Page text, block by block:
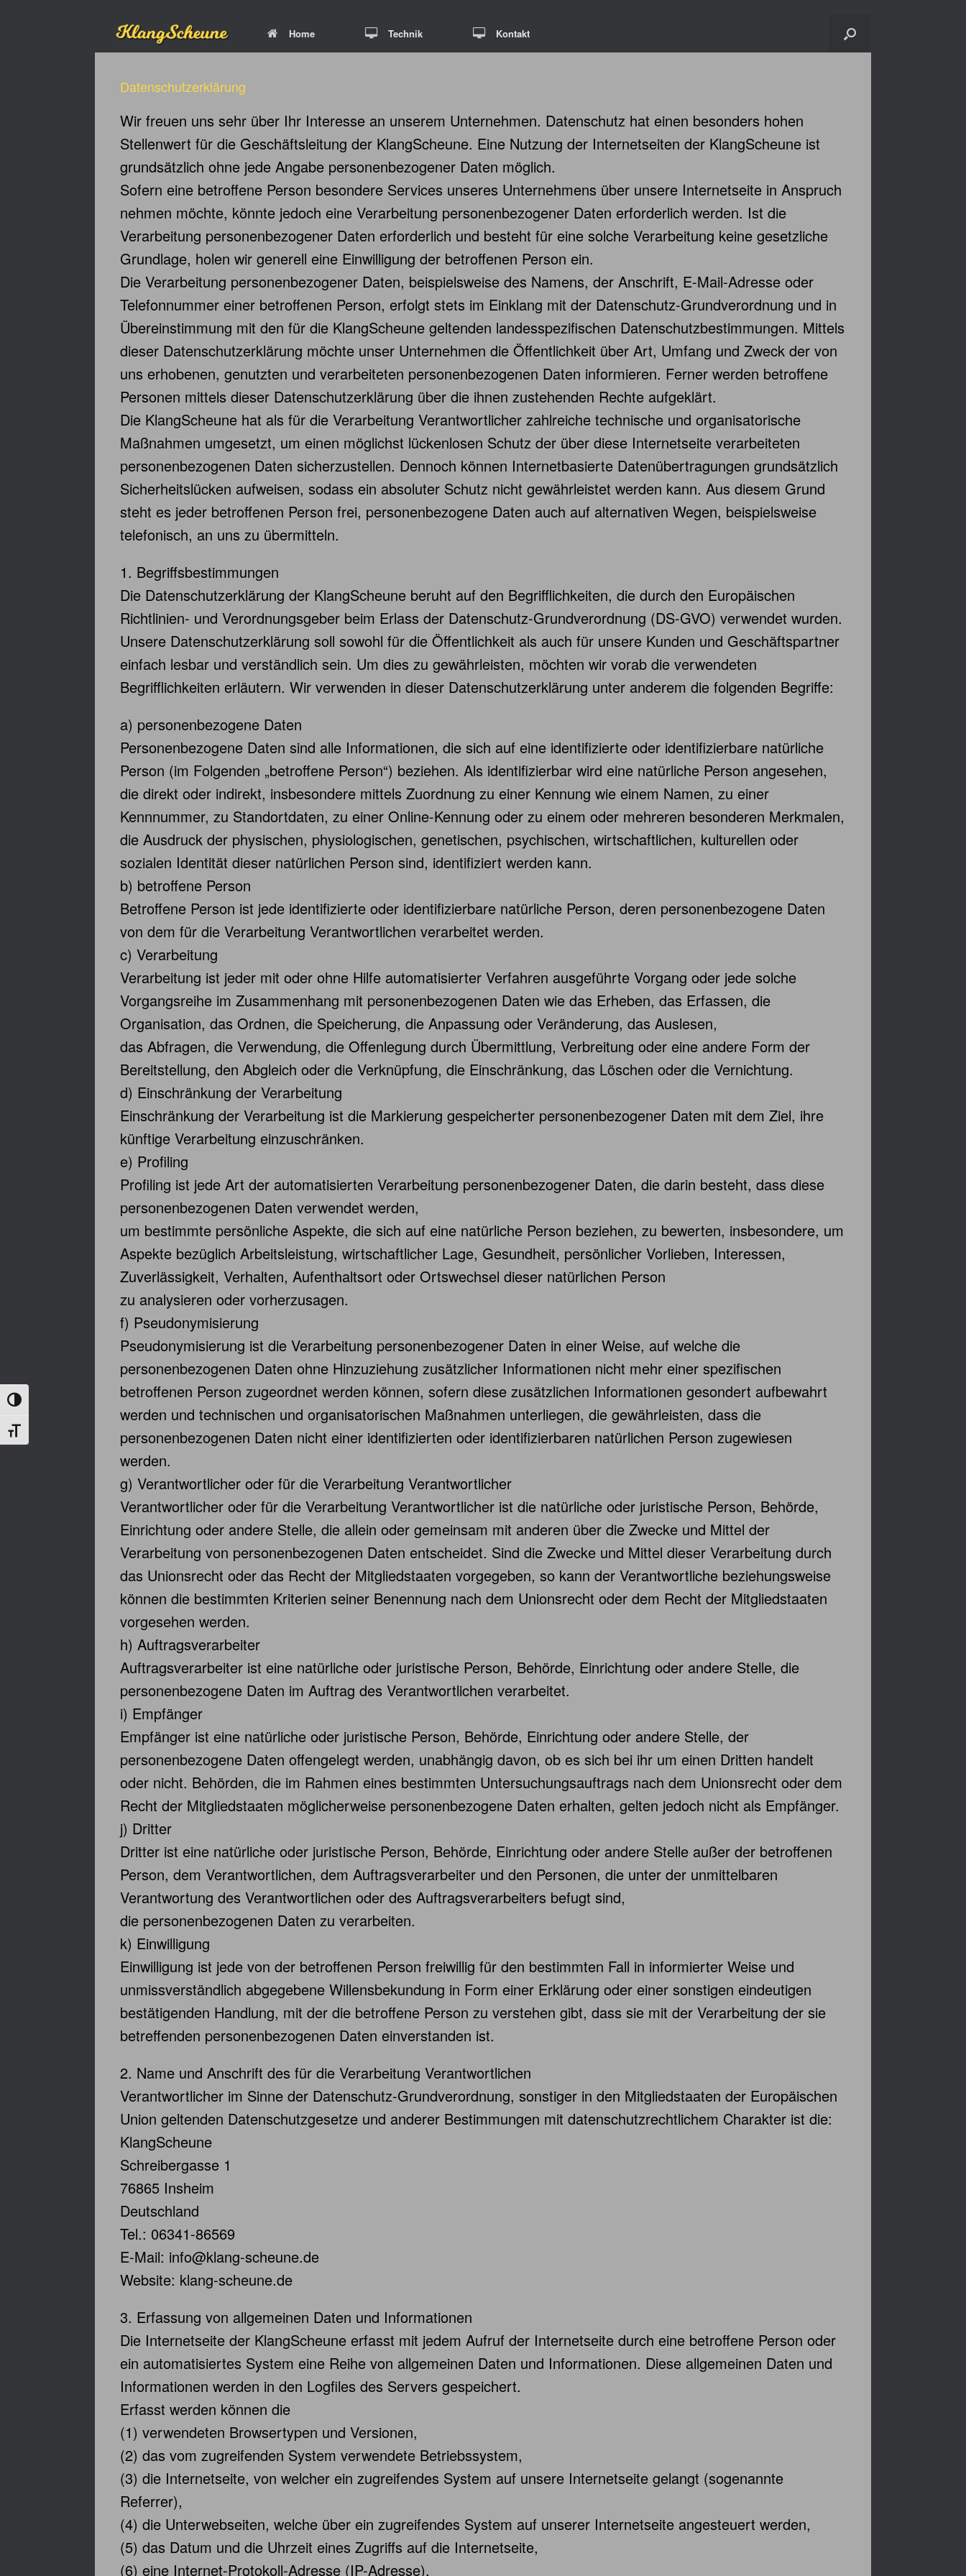
Umschalten auf hohe Kontraste
Schrift vergrößern
Inhalt
Home Technik Kontakt
Datenschutzerklärung
Wir freuen uns sehr über Ihr Interesse an unserem Unternehmen. Datenschutz hat einen besonders hohen
Stellenwert für die Geschäftsleitung der KlangScheune. Eine Nutzung der Internetseiten der KlangScheune ist
grundsätzlich ohne jede Angabe personenbezogener Daten möglich.
Sofern eine betroffene Person besondere Services unseres Unternehmens über unsere Internetseite in Anspruch
nehmen möchte, könnte jedoch eine Verarbeitung personenbezogener Daten erforderlich werden. Ist die
Verarbeitung personenbezogener Daten erforderlich und besteht für eine solche Verarbeitung keine gesetzliche
Grundlage, holen wir generell eine Einwilligung der betroffenen Person ein.
Die Verarbeitung personenbezogener Daten, beispielsweise des Namens, der Anschrift, E-Mail-Adresse oder
Telefonnummer einer betroffenen Person, erfolgt stets im Einklang mit der Datenschutz-Grundverordnung und in
Übereinstimmung mit den für die KlangScheune geltenden landesspezifischen Datenschutzbestimmungen. Mittels
dieser Datenschutzerklärung möchte unser Unternehmen die Öffentlichkeit über Art, Umfang und Zweck der von
uns erhobenen, genutzten und verarbeiteten personenbezogenen Daten informieren. Ferner werden betroffene
Personen mittels dieser Datenschutzerklärung über die ihnen zustehenden Rechte aufgeklärt.
Die KlangScheune hat als für die Verarbeitung Verantwortlicher zahlreiche technische und organisatorische
Maßnahmen umgesetzt, um einen möglichst lückenlosen Schutz der über diese Internetseite verarbeiteten
personenbezogenen Daten sicherzustellen. Dennoch können Internetbasierte Datenübertragungen grundsätzlich
Sicherheitslücken aufweisen, sodass ein absoluter Schutz nicht gewährleistet werden kann. Aus diesem Grund
steht es jeder betroffenen Person frei, personenbezogene Daten auch auf alternativen Wegen, beispielsweise
telefonisch, an uns zu übermitteln.
1. Begriffsbestimmungen
Die Datenschutzerklärung der KlangScheune beruht auf den Begrifflichkeiten, die durch den Europäischen
Richtlinien- und Verordnungsgeber beim Erlass der Datenschutz-Grundverordnung (DS-GVO) verwendet wurden.
Unsere Datenschutzerklärung soll sowohl für die Öffentlichkeit als auch für unsere Kunden und Geschäftspartner
einfach lesbar und verständlich sein. Um dies zu gewährleisten, möchten wir vorab die verwendeten
Begrifflichkeiten erläutern. Wir verwenden in dieser Datenschutzerklärung unter anderem die folgenden Begriffe:
a) personenbezogene Daten
Personenbezogene Daten sind alle Informationen, die sich auf eine identifizierte oder identifizierbare natürliche
Person (im Folgenden „betroffene Person“) beziehen. Als identifizierbar wird eine natürliche Person angesehen,
die direkt oder indirekt, insbesondere mittels Zuordnung zu einer Kennung wie einem Namen, zu einer
Kennnummer, zu Standortdaten, zu einer Online-Kennung oder zu einem oder mehreren besonderen Merkmalen,
die Ausdruck der physischen, physiologischen, genetischen, psychischen, wirtschaftlichen, kulturellen oder
sozialen Identität dieser natürlichen Person sind, identifiziert werden kann.
b) betroffene Person
Betroffene Person ist jede identifizierte oder identifizierbare natürliche Person, deren personenbezogene Daten
von dem für die Verarbeitung Verantwortlichen verarbeitet werden.
c) Verarbeitung
Verarbeitung ist jeder mit oder ohne Hilfe automatisierter Verfahren ausgeführte Vorgang oder jede solche
Vorgangsreihe im Zusammenhang mit personenbezogenen Daten wie das Erheben, das Erfassen, die
Organisation, das Ordnen, die Speicherung, die Anpassung oder Veränderung, das Auslesen,
das Abfragen, die Verwendung, die Offenlegung durch Übermittlung, Verbreitung oder eine andere Form der
Bereitstellung, den Abgleich oder die Verknüpfung, die Einschränkung, das Löschen oder die Vernichtung.
d) Einschränkung der Verarbeitung
Einschränkung der Verarbeitung ist die Markierung gespeicherter personenbezogener Daten mit dem Ziel, ihre
künftige Verarbeitung einzuschränken.
e) Profiling
Profiling ist jede Art der automatisierten Verarbeitung personenbezogener Daten, die darin besteht, dass diese
personenbezogenen Daten verwendet werden,
um bestimmte persönliche Aspekte, die sich auf eine natürliche Person beziehen, zu bewerten, insbesondere, um
Aspekte bezüglich Arbeitsleistung, wirtschaftlicher Lage, Gesundheit, persönlicher Vorlieben, Interessen,
Zuverlässigkeit, Verhalten, Aufenthaltsort oder Ortswechsel dieser natürlichen Person
zu analysieren oder vorherzusagen.
f) Pseudonymisierung
Pseudonymisierung ist die Verarbeitung personenbezogener Daten in einer Weise, auf welche die
personenbezogenen Daten ohne Hinzuziehung zusätzlicher Informationen nicht mehr einer spezifischen
betroffenen Person zugeordnet werden können, sofern diese zusätzlichen Informationen gesondert aufbewahrt
werden und technischen und organisatorischen Maßnahmen unterliegen, die gewährleisten, dass die
personenbezogenen Daten nicht einer identifizierten oder identifizierbaren natürlichen Person zugewiesen
werden.
g) Verantwortlicher oder für die Verarbeitung Verantwortlicher
Verantwortlicher oder für die Verarbeitung Verantwortlicher ist die natürliche oder juristische Person, Behörde,
Einrichtung oder andere Stelle, die allein oder gemeinsam mit anderen über die Zwecke und Mittel der
Verarbeitung von personenbezogenen Daten entscheidet. Sind die Zwecke und Mittel dieser Verarbeitung durch
das Unionsrecht oder das Recht der Mitgliedstaaten vorgegeben, so kann der Verantwortliche beziehungsweise
können die bestimmten Kriterien seiner Benennung nach dem Unionsrecht oder dem Recht der Mitgliedstaaten
vorgesehen werden.
h) Auftragsverarbeiter
Auftragsverarbeiter ist eine natürliche oder juristische Person, Behörde, Einrichtung oder andere Stelle, die
personenbezogene Daten im Auftrag des Verantwortlichen verarbeitet.
i) Empfänger
Empfänger ist eine natürliche oder juristische Person, Behörde, Einrichtung oder andere Stelle, der
personenbezogene Daten offengelegt werden, unabhängig davon, ob es sich bei ihr um einen Dritten handelt
oder nicht. Behörden, die im Rahmen eines bestimmten Untersuchungsauftrags nach dem Unionsrecht oder dem
Recht der Mitgliedstaaten möglicherweise personenbezogene Daten erhalten, gelten jedoch nicht als Empfänger.
j) Dritter
Dritter ist eine natürliche oder juristische Person, Behörde, Einrichtung oder andere Stelle außer der betroffenen
Person, dem Verantwortlichen, dem Auftragsverarbeiter und den Personen, die unter der unmittelbaren
Verantwortung des Verantwortlichen oder des Auftragsverarbeiters befugt sind,
die personenbezogenen Daten zu verarbeiten.
k) Einwilligung
Einwilligung ist jede von der betroffenen Person freiwillig für den bestimmten Fall in informierter Weise und
unmissverständlich abgegebene Willensbekundung in Form einer Erklärung oder einer sonstigen eindeutigen
bestätigenden Handlung, mit der die betroffene Person zu verstehen gibt, dass sie mit der Verarbeitung der sie
betreffenden personenbezogenen Daten einverstanden ist.
2. Name und Anschrift des für die Verarbeitung Verantwortlichen
Verantwortlicher im Sinne der Datenschutz-Grundverordnung, sonstiger in den Mitgliedstaaten der Europäischen
Union geltenden Datenschutzgesetze und anderer Bestimmungen mit datenschutzrechtlichem Charakter ist die:
KlangScheune
Schreibergasse 1
76865 Insheim
Deutschland
Tel.: 06341-86569
E-Mail: info@klang-scheune.de
Website: klang-scheune.de
3. Erfassung von allgemeinen Daten und Informationen
Die Internetseite der KlangScheune erfasst mit jedem Aufruf der Internetseite durch eine betroffene Person oder
ein automatisiertes System eine Reihe von allgemeinen Daten und Informationen. Diese allgemeinen Daten und
Informationen werden in den Logfiles des Servers gespeichert.
Erfasst werden können die
(1) verwendeten Browsertypen und Versionen,
(2) das vom zugreifenden System verwendete Betriebssystem,
(3) die Internetseite, von welcher ein zugreifendes System auf unsere Internetseite gelangt (sogenannte
Referrer),
(4) die Unterwebseiten, welche über ein zugreifendes System auf unserer Internetseite angesteuert werden,
(5) das Datum und die Uhrzeit eines Zugriffs auf die Internetseite,
(6) eine Internet-Protokoll-Adresse (IP-Adresse),